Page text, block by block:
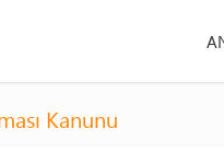
Kanunu